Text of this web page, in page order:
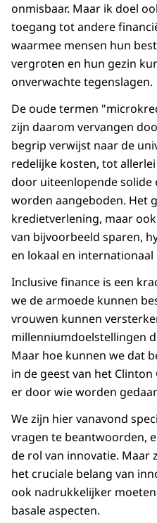
onmisbaar. Maar ik doel
toegang tot andere
waarmee mensen hun
vergroten en hun gezin
onverwachte tegenslagen.
De oude termen
zijn daarom vervangen
begrip verwijst naar de
redelijke kosten, tot
door uiteenlopende solide
worden aangeboden. Het
kredietverlening, maar
van bijvoorbeeld sparen,
en lokaal en internationaal
Inclusive finance is een
we de armoede kunnen
vrouwen kunnen
millenniumdoelstellingen
Maar hoe kunnen we dat
in de geest van het
er door wie worden
We zijn hier vanavond
vragen te beantwoorden,
de rol van innovatie. Maar
het cruciale belang van
ook nadrukkelijker
basale aspecten.